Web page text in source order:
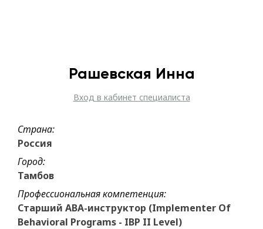
Рашевская Инна
Вход в кабинет специалиста
Страна:
Россия
Город:
Тамбов
Профессиональная компетенция:
Старший АВА-инструктор (Implementer Of
Behavioral Programs - IBP II Level)